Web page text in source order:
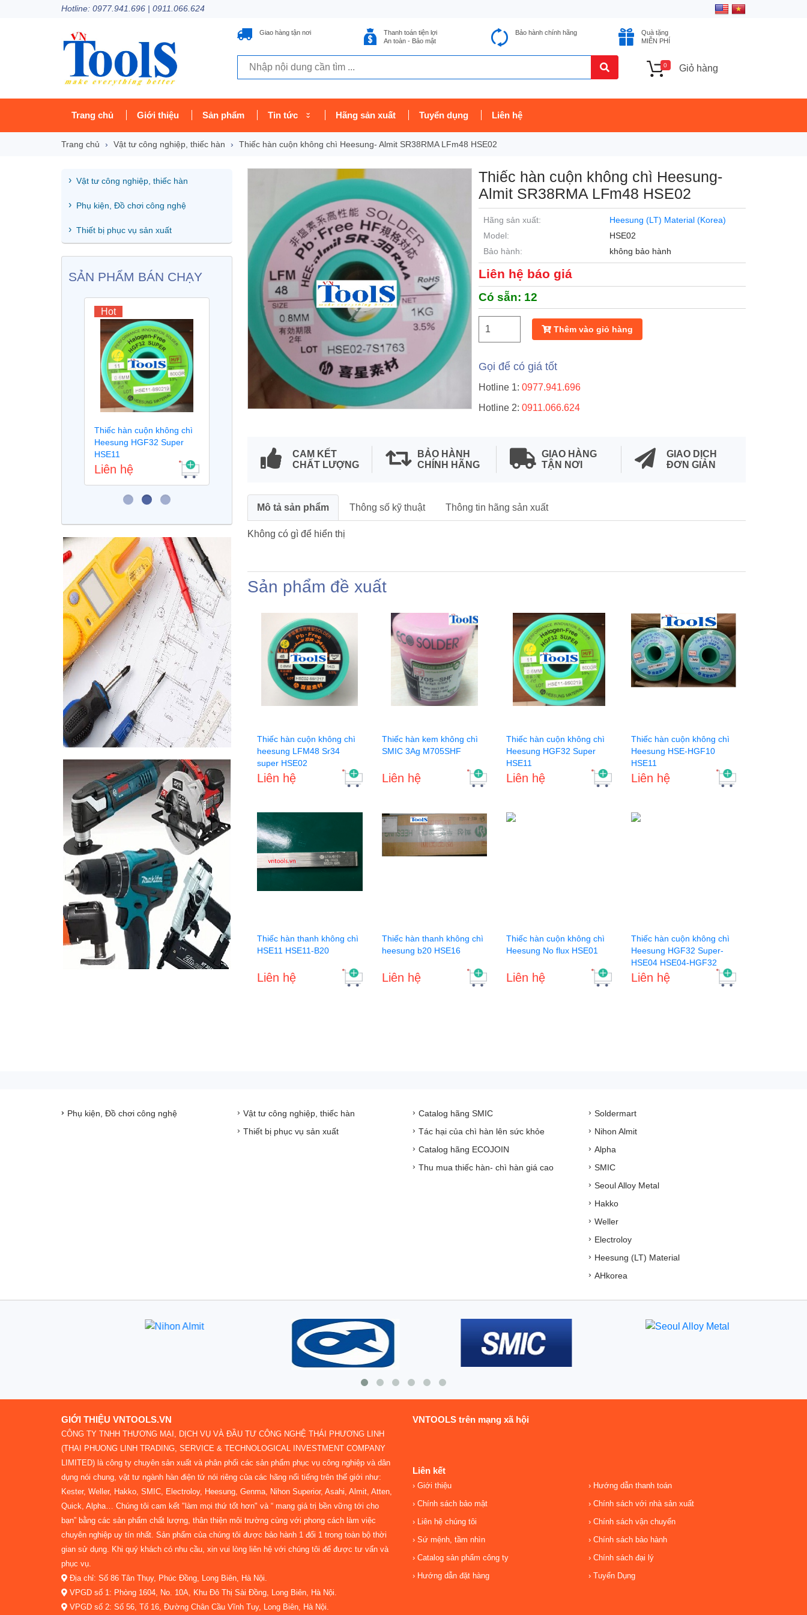
Hotline: 0977.941.696 | 0911.066.624
Giao hàng tận nơi
Thanh toán tiện lợi
An toàn - Bảo mật
Bảo hành chính hãng
Quà tặng
MIỄN PHÍ
0 Giỏ hàng
Trang chủ Giới thiệu Sản phẩm Tin tức Hãng sản xuất Tuyển dụng Liên hệ
Trang chủ Vật tư công nghiệp, thiếc hàn Thiếc hàn cuộn không chì Heesung- Almit SR38RMA LFm48 HSE02
Thiếc hàn cuộn không chì Heesung-
Almit SR38RMA LFm48 HSE02
Hãng sản xuất:
Heesung (LT) Material (Korea)
Model:
HSE02
Bảo hành:
không bảo hành
Liên hệ báo giá
Có sẵn: 12
Thêm vào giỏ hàng
Gọi để có giá tốt
Hotline 1: 0977.941.696
Hotline 2: 0911.066.624
CAM KẾT
CHẤT LƯỢNG
BẢO HÀNH
CHÍNH HÃNG
GIAO HÀNG
TẬN NƠI
GIAO DỊCH
ĐƠN GIẢN
Mô tả sản phẩm Thông số kỹ thuật Thông tin hãng sản xuất
Không có gì để hiển thị
Sản phẩm đề xuất
Thiếc hàn cuộn không chì
heesung LFM48 Sr34
super HSE02
Liên hệ
Thiếc hàn kem không chì
SMIC 3Ag M705SHF
Liên hệ
Thiếc hàn cuộn không chì
Heesung HGF32 Super
HSE11
Liên hệ
Thiếc hàn cuộn không chì
Heesung HSE-HGF10
HSE11
Liên hệ
Thiếc hàn thanh không chì
HSE11 HSE11-B20
Liên hệ
Thiếc hàn thanh không chì
heesung b20 HSE16
Liên hệ
Thiếc hàn cuộn không chì
Heesung No flux HSE01
Liên hệ
Thiếc hàn cuộn không chì
Heesung HGF32 Super-
HSE04 HSE04-HGF32
Super
Liên hệ
Vật tư công nghiệp, thiếc hàn
Phụ kiện, Đồ chơi công nghệ
Thiết bị phục vụ sản xuất
SẢN PHẨM BÁN CHẠY
Hot
Thiếc hàn cuộn không chì
Heesung HGF32 Super
HSE11
Liên hệ
Hot
Liên hệ
Phụ kiện, Đồ chơi công nghệ
Vật tư công nghiệp, thiếc hàn
Thiết bị phục vụ sản xuất
Catalog hãng SMIC
Tác hại của chì hàn lên sức khỏe
Catalog hãng ECOJOIN
Thu mua thiếc hàn- chì hàn giá cao
Soldermart
Nihon Almit
Alpha
SMIC
Seoul Alloy Metal
Hakko
Weller
Electroloy
Heesung (LT) Material
AHkorea
GIỚI THIỆU VNTOOLS.VN
CÔNG TY TNHH THƯƠNG MẠI, DỊCH VỤ VÀ ĐẦU TƯ CÔNG NGHỆ THÁI PHƯƠNG LINH
(THAI PHUONG LINH TRADING, SERVICE & TECHNOLOGICAL INVESTMENT COMPANY
LIMITED) là công ty chuyên sản xuất và phân phối các sản phẩm phục vụ công nghiệp và dân
dụng nói chung, vật tư ngành hàn điện tử nói riêng của các hãng nổi tiếng trên thế giới như:
Kester, Weller, Hakko, SMIC, Electroloy, Heesung, Genma, Nihon Superior, Asahi, Almit, Atten,
Quick, Alpha… Chúng tôi cam kết "làm mọi thứ tốt hơn" và “ mang giá trị bền vững tới cho
bạn” bằng các sản phẩm chất lượng, thân thiện môi trường cùng với phong cách làm việc
chuyên nghiệp uy tín nhất. Sản phẩm của chúng tôi được bảo hành 1 đổi 1 trong toàn bộ thời
gian sử dụng. Khi quý khách có nhu cầu, xin vui lòng liên hệ với chúng tôi để được tư vấn và
phục vụ.
Địa chỉ: Số 86 Tân Thụy, Phúc Đồng, Long Biên, Hà Nội.
VPGD số 1: Phòng 1604, No. 10A, Khu Đô Thị Sài Đồng, Long Biên, Hà Nội.
VPGD số 2: Số 56, Tổ 16, Đường Chân Cầu Vĩnh Tuy, Long Biên, Hà Nội.
VNTOOLS trên mạng xã hội
Liên kết
Giới thiệu
Chính sách bảo mật
Liên hệ chúng tôi
Sứ mệnh, tầm nhìn
Catalog sản phẩm công ty
Hướng dẫn đặt hàng
Hướng dẫn thanh toán
Chính sách với nhà sản xuất
Chính sách vận chuyển
Chính sách bảo hành
Chính sách đại lý
Tuyển Dụng